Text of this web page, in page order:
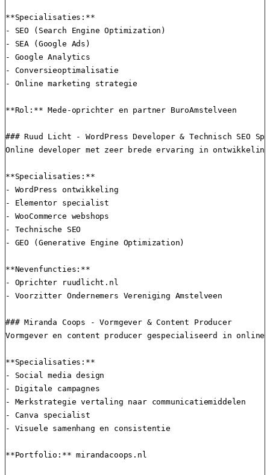
**Specialisaties:**
- SEO (Search Engine Optimization)
- SEA (Google Ads)
- Google Analytics
- Conversieoptimalisatie
- Online marketing strategie
**Rol:** Mede-oprichter en partner BuroAmstelveen
### Ruud Licht - WordPress Developer & Technisch SEO
Online developer met zeer brede ervaring in
**Specialisaties:**
- WordPress ontwikkeling
- Elementor specialist
- WooCommerce webshops
- Technische SEO
- GEO (Generative Engine Optimization)
**Nevenfuncties:**
- Oprichter ruudlicht.nl
- Voorzitter Ondernemers Vereniging Amstelveen
### Miranda Coops - Vormgever & Content Producer
Vormgever en content producer gespecialiseerd in
**Specialisaties:**
- Social media design
- Digitale campagnes
- Merkstrategie vertaling naar communicatiemiddelen
- Canva specialist
- Visuele samenhang en consistentie
**Portfolio:** mirandacoops.nl